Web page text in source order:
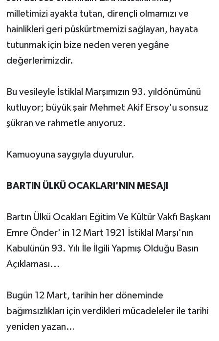
milletimizi ayakta tutan, dirençli olmamızı ve
hainlikleri geri püskürtmemizi sağlayan, hayata
tutunmak için bize neden veren yegâne
değerlerimizdir.
Bu vesileyle İstiklal Marşımızın 93. yıldönümünü
kutluyor; büyük şair Mehmet Akif Ersoy'u sonsuz
şükran ve rahmetle anıyoruz.
Kamuoyuna saygıyla duyurulur.
BARTIN ÜLKÜ OCAKLARI'NIN MESAJI
Bartın Ülkü Ocakları Eğitim Ve Kültür Vakfı Başkanı
Emre Önder' in 12 Mart 1921 İstiklal Marşı'nın
Kabulünün 93. Yılı İle İlgili Yapmış Olduğu Basın
Açıklaması...
Bugün 12 Mart, tarihin her döneminde
bağımsızlıkları için verdikleri mücadeleler ile tarihi
yeniden yazan…